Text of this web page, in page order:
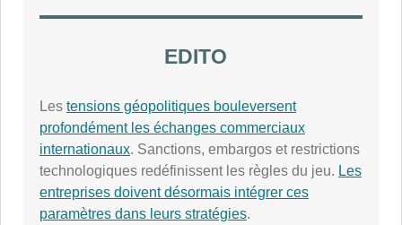
EDITO
Les tensions géopolitiques bouleversent
profondément les échanges commerciaux
internationaux. Sanctions, embargos et restrictions
technologiques redéfinissent les règles du jeu. Les
entreprises doivent désormais intégrer ces
paramètres dans leurs stratégies.